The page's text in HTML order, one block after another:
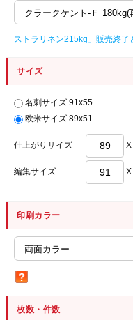
ストラリネン215kg」販売終了
サイズ
名刺サイズ 91x55
欧米サイズ 89x51
仕上がりサイズ X
編集サイズ X
印刷カラー
枚数・件数